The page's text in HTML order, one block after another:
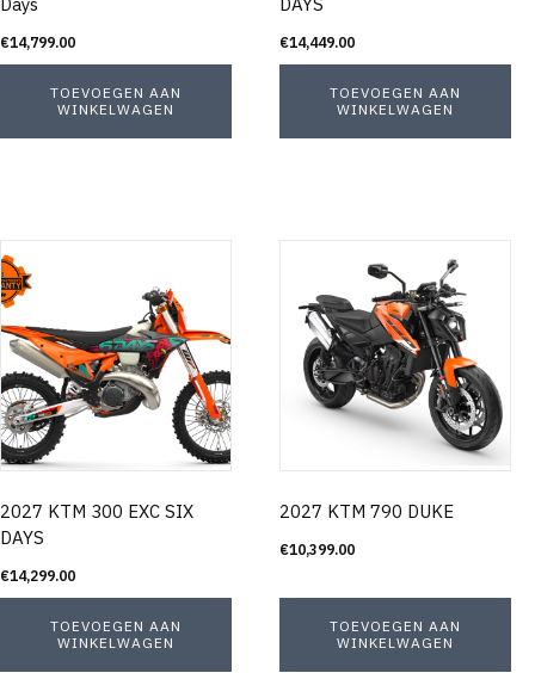
€14,799.00
TOEVOEGEN AAN
WINKELWAGEN
€14,449.00
TOEVOEGEN AAN
WINKELWAGEN
2027 KTM 300 EXC SIX
DAYS
€14,299.00
TOEVOEGEN AAN
WINKELWAGEN
2027 KTM 790 DUKE
€10,399.00
TOEVOEGEN AAN
WINKELWAGEN